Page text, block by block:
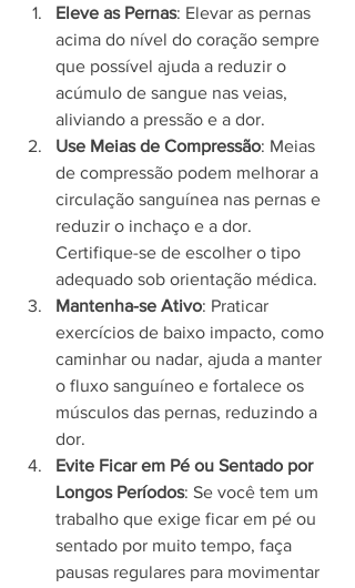
Eleve as Pernas: Elevar as pernas
acima do nível do coração sempre
que possível ajuda a reduzir o
acúmulo de sangue nas veias,
aliviando a pressão e a dor.
Use Meias de Compressão: Meias
de compressão podem melhorar a
circulação sanguínea nas pernas e
reduzir o inchaço e a dor.
Certifique-se de escolher o tipo
adequado sob orientação médica.
Mantenha-se Ativo: Praticar
exercícios de baixo impacto, como
caminhar ou nadar, ajuda a manter
o fluxo sanguíneo e fortalece os
músculos das pernas, reduzindo a
dor.
Evite Ficar em Pé ou Sentado por
Longos Períodos: Se você tem um
trabalho que exige ficar em pé ou
sentado por muito tempo, faça
pausas regulares para movimentar